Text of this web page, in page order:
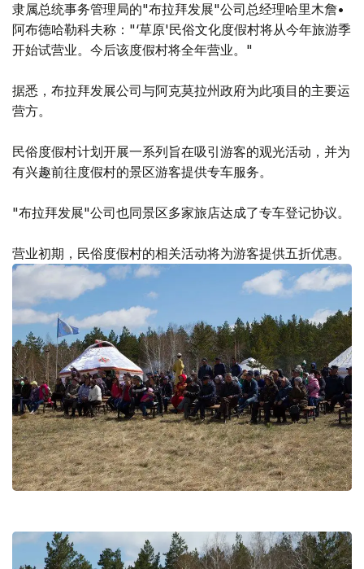
隶属总统事务管理局的"布拉拜发展"公司总经理哈里木詹•
阿布德哈勒科夫称："‘草原'民俗文化度假村将从今年旅游季
开始试营业。今后该度假村将全年营业。"
据悉，布拉拜发展公司与阿克莫拉州政府为此项目的主要运
营方。
民俗度假村计划开展一系列旨在吸引游客的观光活动，并为
有兴趣前往度假村的景区游客提供专车服务。
"布拉拜发展"公司也同景区多家旅店达成了专车登记协议。
营业初期，民俗度假村的相关活动将为游客提供五折优惠。